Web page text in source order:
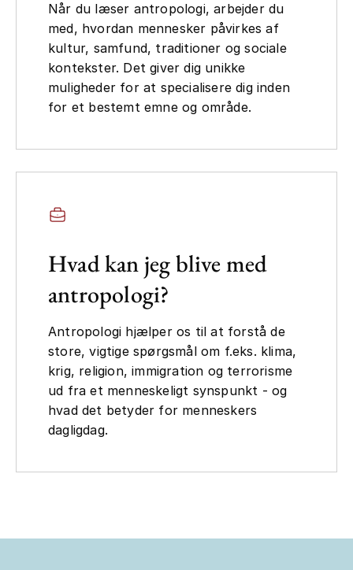
Når du læser antropologi, arbejder du
med, hvordan mennesker påvirkes af
kultur, samfund, traditioner og sociale
kontekster. Det giver dig unikke
muligheder for at specialisere dig inden
for et bestemt emne og område.
Hvad kan jeg blive med
antropologi?
Antropologi hjælper os til at forstå de
store, vigtige spørgsmål om f.eks. klima,
krig, religion, immigration og terrorisme
ud fra et menneskeligt synspunkt - og
hvad det betyder for menneskers
dagligdag.